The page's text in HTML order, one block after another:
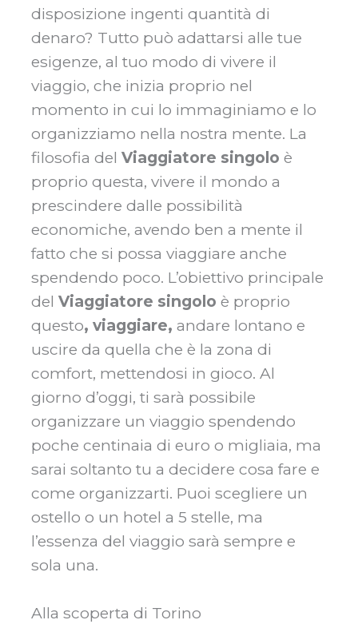
disposizione ingenti quantità di
denaro? Tutto può adattarsi alle tue
esigenze, al tuo modo di vivere il
viaggio, che inizia proprio nel
momento in cui lo immaginiamo e lo
organizziamo nella nostra mente. La
filosofia delViaggiatore singolo è
proprio questa, vivere il mondo a
prescindere dalle possibilità
economiche, avendo ben a mente il
fatto che si possa viaggiare anche
spendendo poco. L’obiettivo principale
delViaggiatore singolo è proprio
questo, viaggiare, andare lontano e
uscire da quella che è la zona di
comfort, mettendosi in gioco. Al
giorno d’oggi, ti sarà possibile
organizzare un viaggio spendendo
poche centinaia di euro o migliaia, ma
sarai soltanto tu a decidere cosa fare e
come organizzarti. Puoi scegliere un
ostello o un hotel a 5 stelle, ma
l’essenza del viaggio sarà sempre e
sola una.
Alla scoperta di Torino